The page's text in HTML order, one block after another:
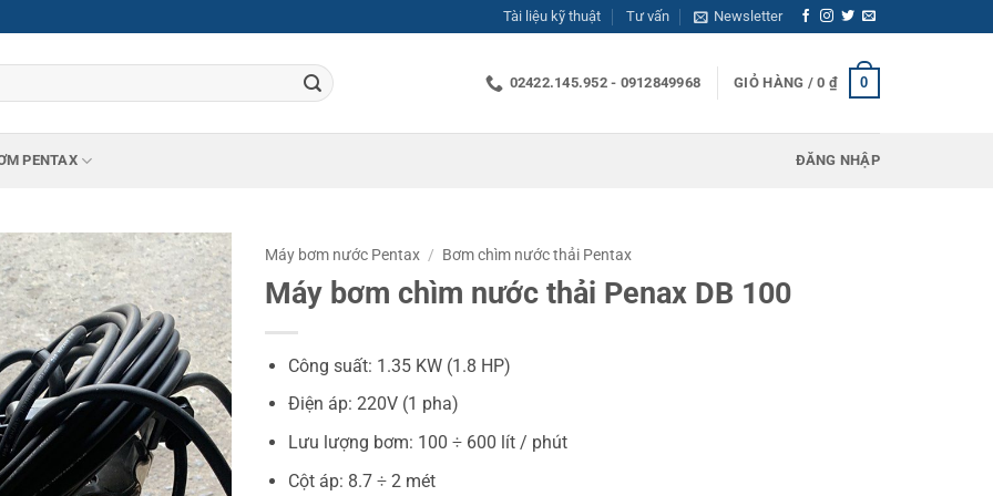
Tài liệu kỹ thuật Tư vấn Newsletter
02422.145.952 - 0912849968 GIỎ HÀNG /0 ₫ 0
PENTAX ĐĂNG NHẬP
Máy bơm nước Pentax / Bơm chìm nước thải Pentax
Máy bơm chìm nước thải Penax DB 100
Công suất: 1.35 KW (1.8 HP)
Điện áp: 220V (1 pha)
Lưu lượng bơm: 100 ÷ 600 lít / phút
Cột áp: 8.7 ÷ 2 mét